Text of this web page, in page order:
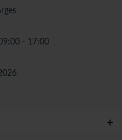
- 17:00